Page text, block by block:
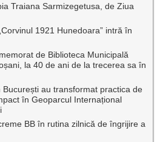
Traiana Sarmizegetusa, de Ziua
1921 Hunedoara” intră în
de Biblioteca Municipală
la 40 de ani de la trecerea sa în
București au transformat practica de
în Geoparcul Internațional
BB în rutina zilnică de îngrijire a